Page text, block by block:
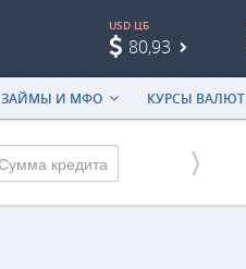
ЗАЙМЫ И МФО КУРСЫ ВАЛЮТ
USD ЦБ
80,93